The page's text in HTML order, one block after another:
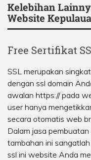
Kelebihan
Website
Free Sertifikat
SSL merupakan
dengan ssl domain
awalan https:// pada
user hanya
secara otomatis web
Dalam jasa
tambahan ini
ssl ini website Anda